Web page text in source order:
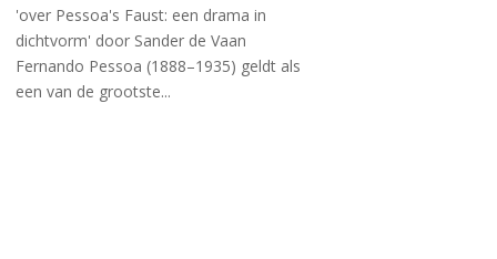
'over Pessoa's Faust: een drama in
dichtvorm' door Sander de Vaan
Fernando Pessoa (1888–1935) geldt als
een van de grootste...